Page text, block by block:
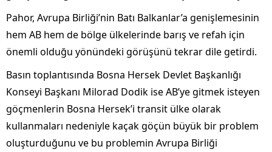
Pahor, Avrupa Birliği’nin Batı Balkanlar’a genişlemesinin
hem AB hem de bölge ülkelerinde barış ve refah için
önemli olduğu yönündeki görüşünü tekrar dile getirdi.
Basın toplantısında Bosna Hersek Devlet Başkanlığı
Konseyi Başkanı Milorad Dodik ise AB’ye gitmek isteyen
göçmenlerin Bosna Hersek’i transit ülke olarak
kullanmaları nedeniyle kaçak göçün büyük bir problem
oluşturduğunu ve bu problemin Avrupa Birliği